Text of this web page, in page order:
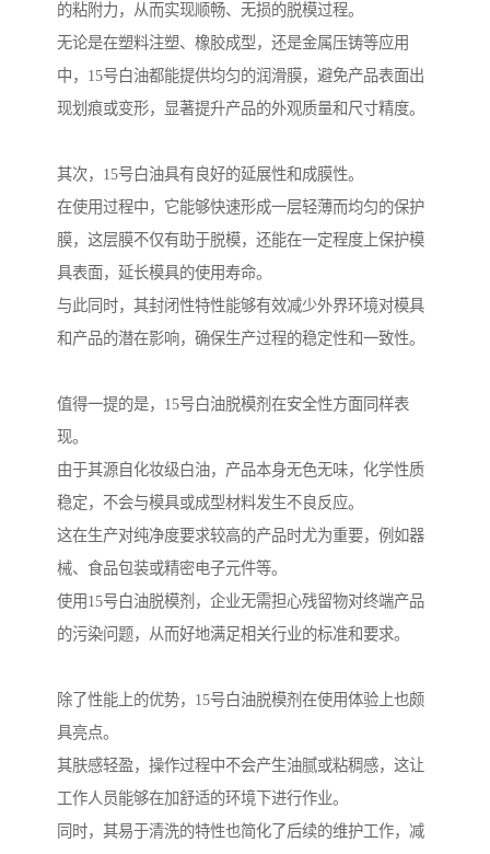
的粘附力，从而实现顺畅、无损的脱模过程。
无论是在塑料注塑、橡胶成型，还是金属压铸等应用
中，15号白油都能提供均匀的润滑膜，避免产品表面出
现划痕或变形，显著提升产品的外观质量和尺寸精度。
其次，15号白油具有良好的延展性和成膜性。
在使用过程中，它能够快速形成一层轻薄而均匀的保护
膜，这层膜不仅有助于脱模，还能在一定程度上保护模
具表面，延长模具的使用寿命。
与此同时，其封闭性特性能够有效减少外界环境对模具
和产品的潜在影响，确保生产过程的稳定性和一致性。
值得一提的是，15号白油脱模剂在安全性方面同样表
现。
由于其源自化妆级白油，产品本身无色无味，化学性质
稳定，不会与模具或成型材料发生不良反应。
这在生产对纯净度要求较高的产品时尤为重要，例如器
械、食品包装或精密电子元件等。
使用15号白油脱模剂，企业无需担心残留物对终端产品
的污染问题，从而好地满足相关行业的标准和要求。
除了性能上的优势，15号白油脱模剂在使用体验上也颇
具亮点。
其肤感轻盈，操作过程中不会产生油腻或粘稠感，这让
工作人员能够在加舒适的环境下进行作业。
同时，其易于清洗的特性也简化了后续的维护工作，减